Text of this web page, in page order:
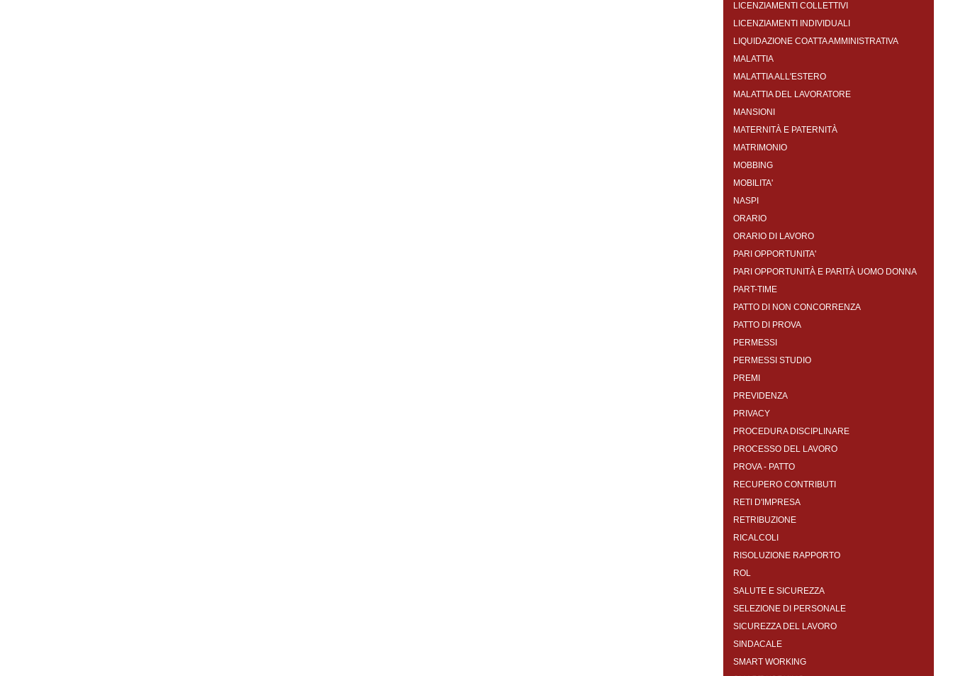
LICENZIAMENTI COLLETTIVI
LICENZIAMENTI INDIVIDUALI
LIQUIDAZIONE COATTA AMMINISTRATIVA
MALATTIA
MALATTIA ALL'ESTERO
MALATTIA DEL LAVORATORE
MANSIONI
MATERNITÀ E PATERNITÀ
MATRIMONIO
MOBBING
MOBILITA'
NASPI
ORARIO
ORARIO DI LAVORO
PARI OPPORTUNITA'
PARI OPPORTUNITÀ E PARITÀ UOMO DONNA
PART-TIME
PATTO DI NON CONCORRENZA
PATTO DI PROVA
PERMESSI
PERMESSI STUDIO
PREMI
PREVIDENZA
PRIVACY
PROCEDURA DISCIPLINARE
PROCESSO DEL LAVORO
PROVA - PATTO
RECUPERO CONTRIBUTI
RETI D'IMPRESA
RETRIBUZIONE
RICALCOLI
RISOLUZIONE RAPPORTO
ROL
SALUTE E SICUREZZA
SELEZIONE DI PERSONALE
SICUREZZA DEL LAVORO
SINDACALE
SMART WORKING